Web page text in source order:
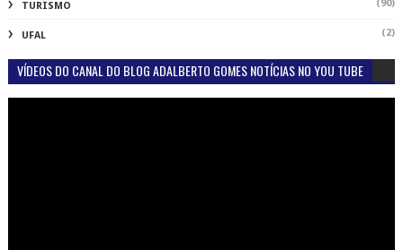
TURISMO (90)
UFAL (2)
VÍDEOS DO CANAL DO BLOG ADALBERTO GOMES NOTÍCIAS NO YOU TUBE